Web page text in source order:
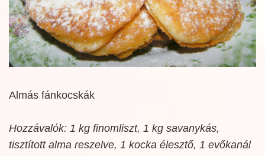
Almás fánkocskák
Hozzávalók: 1 kg finomliszt, 1 kg savanykás,
tisztított alma reszelve, 1 kocka élesztő, 1 evőkanál